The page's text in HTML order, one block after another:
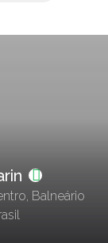
Balneário